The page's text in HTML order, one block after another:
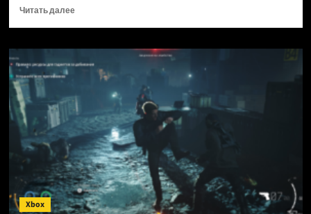
Читать далееПрочитать
Новый
браузер
помогает
ботам
обходить
антибот-
защиту
—
и
грузит
страницы
в
Xbox